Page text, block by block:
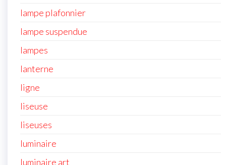
lampe plafonnier
lampe suspendue
lampes
lanterne
ligne
liseuse
liseuses
luminaire
luminaire art